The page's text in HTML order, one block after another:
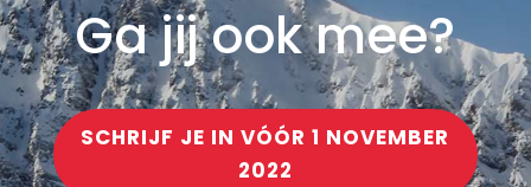
Ga jij ook mee?
SCHRIJF JE IN VÓÓR 1 NOVEMBER
2022